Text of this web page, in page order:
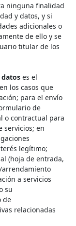
ninguna finalidad
y datos, y si
adicionales o
de ello y se
titular de los
es el
los casos que
para el envío
de
o contractual para
servicios; en
legítimo;
(hoja de entrada,
arrendamiento
a servicios
su
de
relacionadas